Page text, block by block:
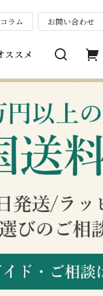
ラム お問い合わせ
ススメ